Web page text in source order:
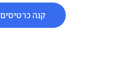
קנה כרטיסים